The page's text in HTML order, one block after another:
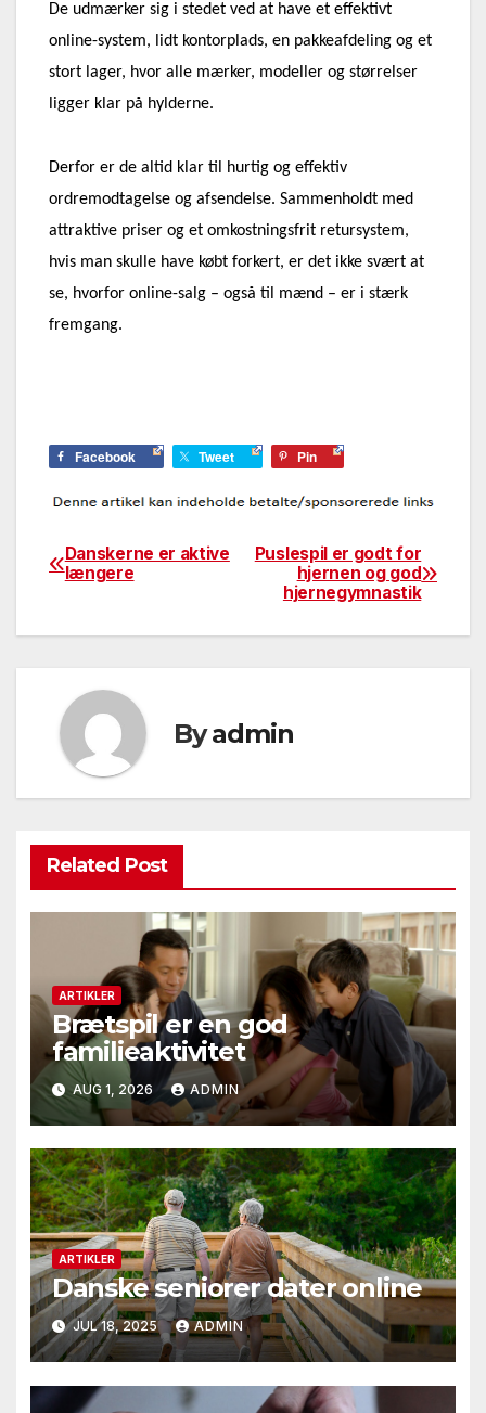
De udmærker sig i stedet ved at have et effektivt
online-system, lidt kontorplads, en pakkeafdeling og et
stort lager, hvor alle mærker, modeller og størrelser
ligger klar på hylderne.
Derfor er de altid klar til hurtig og effektiv
ordremodtagelse og afsendelse. Sammenholdt med
attraktive priser og et omkostningsfrit retursystem,
hvis man skulle have købt forkert, er det ikke svært at
se, hvorfor online-salg – også til mænd – er i stærk
fremgang.
Facebook Tweet Pin
Indlægsnavigation
Puslespil er godt for
hjernen og god
hjernegymnastik
Danskerne er aktive
længere
Byadmin
Related Post
ARTIKLER
Brætspil er en god
familieaktivitet
AUG 1, 2026 ADMIN
ARTIKLER
Danske seniorer dater online
JUL 18, 2025 ADMIN